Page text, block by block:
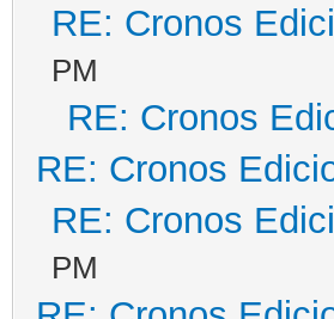
RE: Cronos
PM
RE: Cronos
RE: Cronos
RE: Cronos
PM